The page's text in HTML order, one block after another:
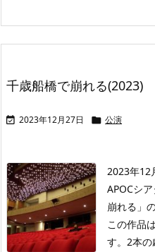
千歳船橋で崩れる(2023)
 2023年12月27日  公演
2023年12
APOCシ
崩れる」
この作品
す。2本